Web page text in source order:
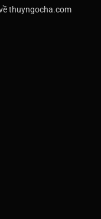
thuyngocha.com